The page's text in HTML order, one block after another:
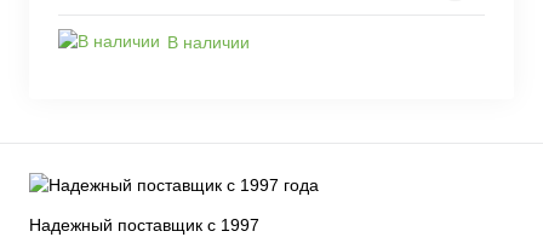
В наличии
Надежный поставщик с 1997